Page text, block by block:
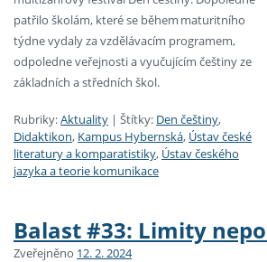
patřilo školám, které se během maturitního
týdne vydaly za vzdělávacím programem,
odpoledne veřejnosti a vyučujícím češtiny ze
základních a středních škol.
Rubriky:Aktuality | Štítky: Den češtiny,
Didaktikon, Kampus Hybernská, Ústav české
literatury a komparatistiky, Ústav českého
jazyka a teorie komunikace
Balast #33: Limity
Zveřejněno 12. 2. 2024